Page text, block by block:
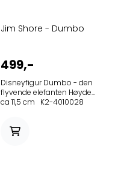
Jim Shore - Dumbo
499,-
Disneyfigur Dumbo - den
flyvende elefanten Høyde
ca 11,5 cm K2-4010028